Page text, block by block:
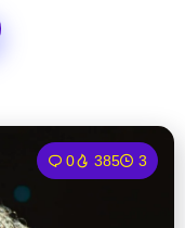
0 385 3